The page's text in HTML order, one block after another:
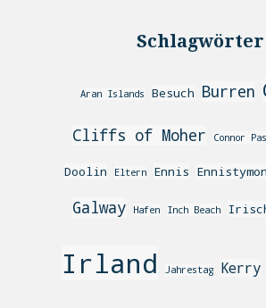
Schlagwörter
Aran Islands Besuch Burren
Cliffs of Moher Connor
Doolin Eltern Ennis Ennistymon
Galway Hafen Inch Beach
Irland Jahrestag Kerry